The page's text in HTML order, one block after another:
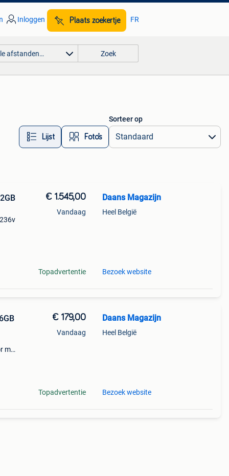
Inloggen Plaats zoekertje FR
afstanden… Zoek
Lijst Foto’s
Sorteer op
€ 1.545,00
Vandaag
Topadvertentie
Daans Magazijn
Heel België
Bezoek website
met
€ 179,00
Vandaag
Topadvertentie
Daans Magazijn
Heel België
Bezoek website